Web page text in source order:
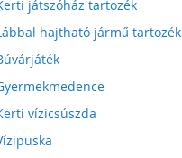
játszóház tartozék
hajtható jármű tartozék
vízicsúszda